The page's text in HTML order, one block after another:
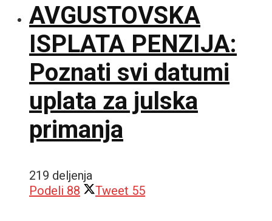
AVGUSTOVSKA
ISPLATA PENZIJA:
Poznati svi datumi
uplata za julska
primanja
219 deljenja
Podeli 88 Tweet 55